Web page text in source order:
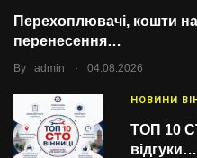
Перехоплювачі, кошти
перенесення…
By admin . 04.08.2026
НОВИНИ
ТОП 10
відгуки…